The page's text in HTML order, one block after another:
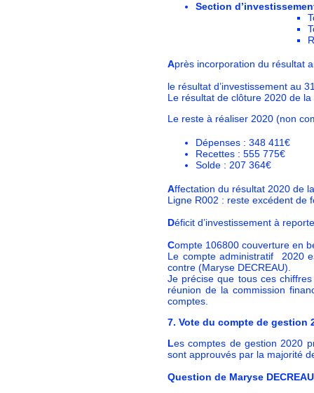
Section
Après incorporation du résultat
le résultat d’investissement au
Le résultat de clôture 2020 de
Le reste à réaliser 2020 (non
Dépenses : 348 411€
Recettes : 555 775€
Solde : 207 364€
Affectation du résultat 2020 de
Ligne R002 : reste excédent de
Déficit d’investissement à
Compte 106800 couverture en
Le compte administratif 2020
contre (Maryse DECREAU).
Je précise que tous ces
réunion de la commission
comptes.
7. Vote du compte de gestion
Les comptes de gestion 2020
sont approuvés par la majorité
Question de Maryse